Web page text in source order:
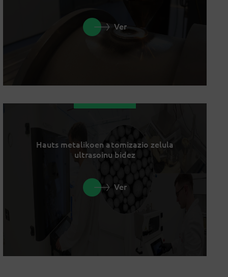
Ver
Hauts metalikoen atomizazio zelula
ultrasoinu bidez
Ver